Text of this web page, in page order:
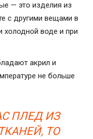
— это изделия из
с другими вещами в
холодной воде и при
акрил и
не больше
ПЛЕД ИЗ
ТО